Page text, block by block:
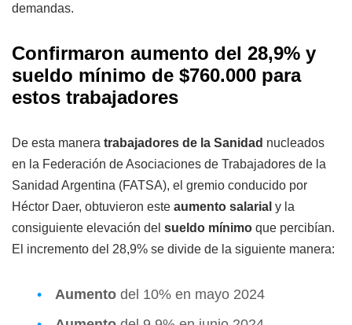
demandas.
Confirmaron aumento del 28,9% y
sueldo mínimo de $760.000 para
estos trabajadores
De esta manera trabajadores de la Sanidad nucleados
en la Federación de Asociaciones de Trabajadores de la
Sanidad Argentina (FATSA), el gremio conducido por
Héctor Daer, obtuvieron este aumento salarial y la
consiguiente elevación del sueldo mínimo que percibían.
El incremento del 28,9% se divide de la siguiente manera:
Aumento del 10% en mayo 2024